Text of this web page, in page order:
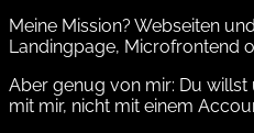
Meine Mission? Webseiten
Landingpage, Microfrontend
Aber genug von mir: Du willst
mit mir, nicht mit einem